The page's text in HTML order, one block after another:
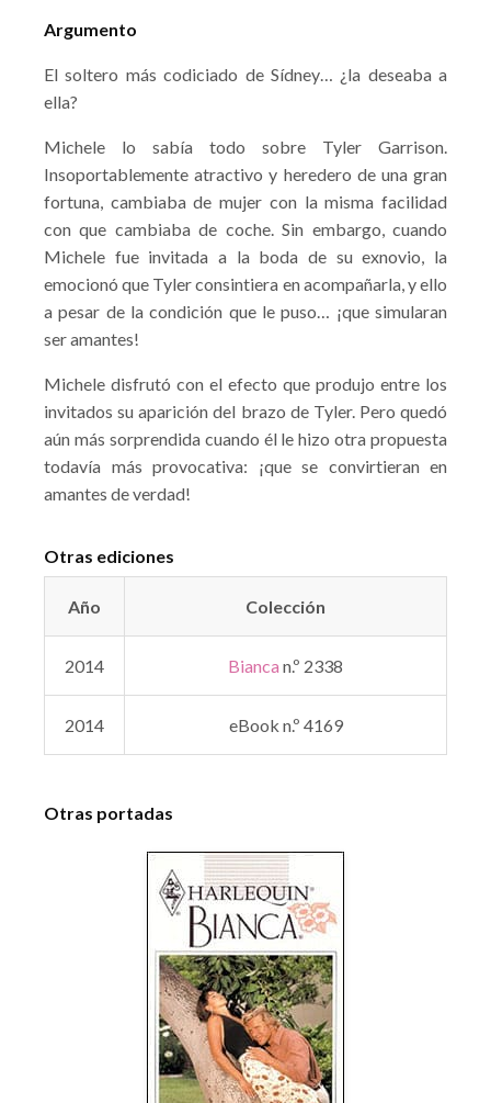
Argumento
El soltero más codiciado de Sídney… ¿la deseaba a
ella?
Michele lo sabía todo sobre Tyler Garrison.
Insoportablemente atractivo y heredero de una gran
fortuna, cambiaba de mujer con la misma facilidad
con que cambiaba de coche. Sin embargo, cuando
Michele fue invitada a la boda de su exnovio, la
emocionó que Tyler consintiera en acompañarla, y ello
a pesar de la condición que le puso… ¡que simularan
ser amantes!
Michele disfrutó con el efecto que produjo entre los
invitados su aparición del brazo de Tyler. Pero quedó
aún más sorprendida cuando él le hizo otra propuesta
todavía más provocativa: ¡que se convirtieran en
amantes de verdad!
Otras ediciones
Año Colección
2014 Bianca n.º 2338
2014 eBook n.º 4169
Otras portadas